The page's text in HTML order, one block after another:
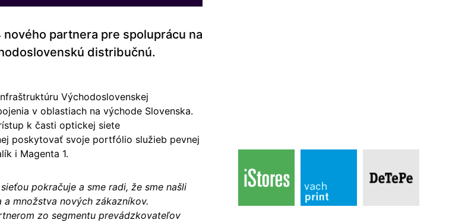
partnera pre spoluprácu na
distribučnú.
Východoslovenskej
v oblastiach na východe Slovenska.
k časti optickej siete
poskytovať svoje portfólio služieb pevnej
i Magenta 1.
pokračuje a sme radi, že sme našli
množstva nových zákazníkov.
zo segmentu prevádzkovateľov